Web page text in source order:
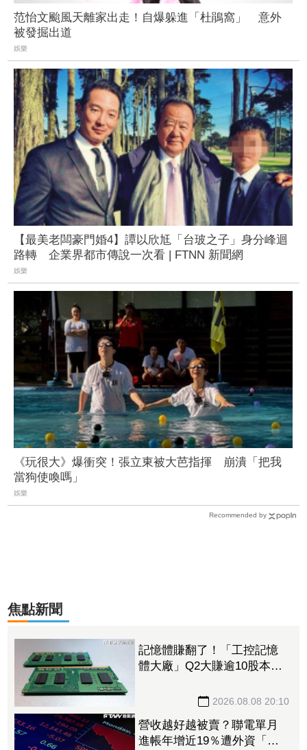
范怡文颱風天離家出走！自爆躲進「杜鵑窩」 意外
被發掘出道
娛樂
【最美老闆豪門婚4】譚以欣尪「台玻之子」身分峰迴
路轉 企業界都市傳說一次看 | FTNN 新聞網
娛樂
《玩很大》爆衝突！張立東被大芭指揮 崩潰「把我
當狗使喚嗎」
娛樂
Recommended by
焦點新聞
記憶體賺翻了！「工控記憶
體大廠」Q2大賺逾10股本、
續旺再迎年月雙增2026.08.08 20:10
營收越好越被賣？聯電單月
進帳年增近19％遭外資「砍